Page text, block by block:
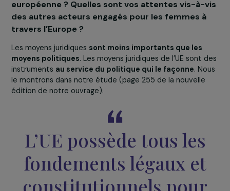
électorale pour les élections européennes de juin
Les listes deRaphaël Glucksmann ,Manon Aubry,
Hayer, Léon Deffontaines et Marie Toussaint
Début mai, nous avons interpellé France Télévisions,
organiser un débat où toutes les têtes de listes
s’exprimeraient sur ce qu’elles défendront au Parlement
européen en matière de
ce que les partis d’extrême-droite, crédité d’une
victoire, ont à dire sur ces questions.
Actuellement, quels sont les moyens juridiques
existants et mobilisables permettant de faire